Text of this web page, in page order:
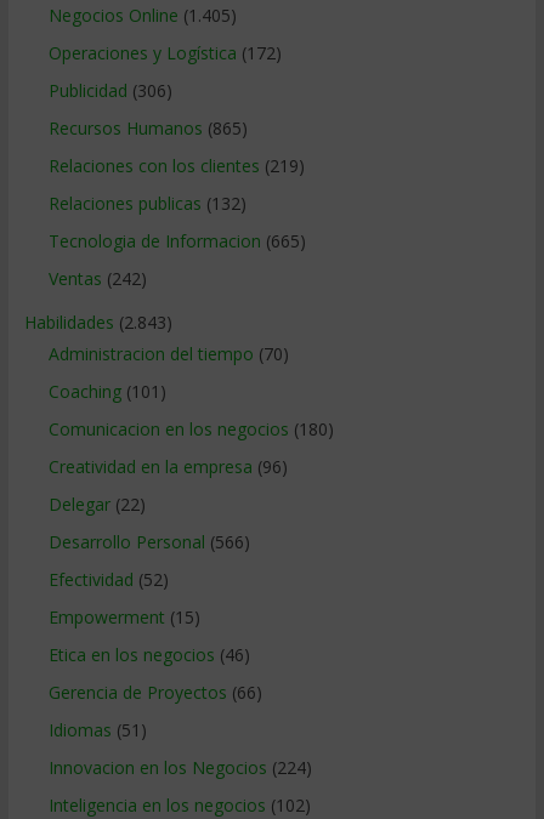
Negocios Online (1.405)
Operaciones y Logística (172)
Publicidad (306)
Recursos Humanos (865)
Relaciones con los clientes (219)
Relaciones publicas (132)
Tecnologia de Informacion (665)
Ventas (242)
Habilidades (2.843)
Administracion del tiempo (70)
Coaching(101)
Comunicacion en los negocios (180)
Creatividad en la empresa (96)
Delegar(22)
Desarrollo Personal (566)
Efectividad (52)
Empowerment (15)
Etica en los negocios (46)
Gerencia de Proyectos (66)
Idiomas (51)
Innovacion en los Negocios (224)
Inteligencia en los negocios (102)